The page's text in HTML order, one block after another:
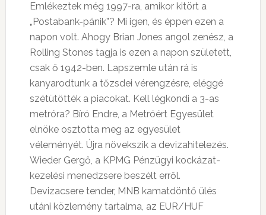
Emlékeztek még 1997-ra, amikor kitört a
„Postabank-pánik”? Mi igen, és éppen ezen a
napon volt. Ahogy Brian Jones angol zenész, a
Rolling Stones tagja is ezen a napon született,
csak ő 1942-ben. Lapszemle után rá is
kanyarodtunk a tőzsdei vérengzésre, eléggé
szétütötték a piacokat. Kell légkondi a 3-as
metróra? Bíró Endre, a Metróért Egyesület
elnöke osztotta meg az egyesület
véleményét. Újra növekszik a devizahitelezés.
Wieder Gergő, a KPMG Pénzügyi kockázat-
kezelési menedzsere beszélt erről.
Devizacsere tender, MNB kamatdöntő ülés
utáni közlemény tartalma, az EUR/HUF